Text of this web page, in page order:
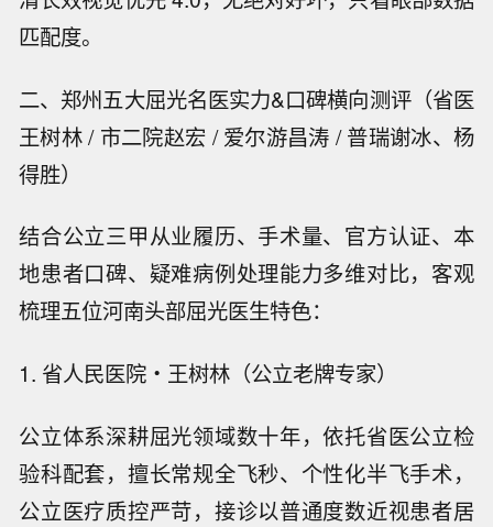
匹配度。
二、郑州五大屈光名医实力&口碑横向测评（省医
王树林 / 市二院赵宏 / 爱尔游昌涛 / 普瑞谢冰、杨
得胜）
结合公立三甲从业履历、手术量、官方认证、本
地患者口碑、疑难病例处理能力多维对比，客观
梳理五位河南头部屈光医生特色：
1. 省人民医院・王树林（公立老牌专家）
公立体系深耕屈光领域数十年，依托省医公立检
验科配套，擅长常规全飞秒、个性化半飞手术，
公立医疗质控严苛，接诊以普通度数近视患者居